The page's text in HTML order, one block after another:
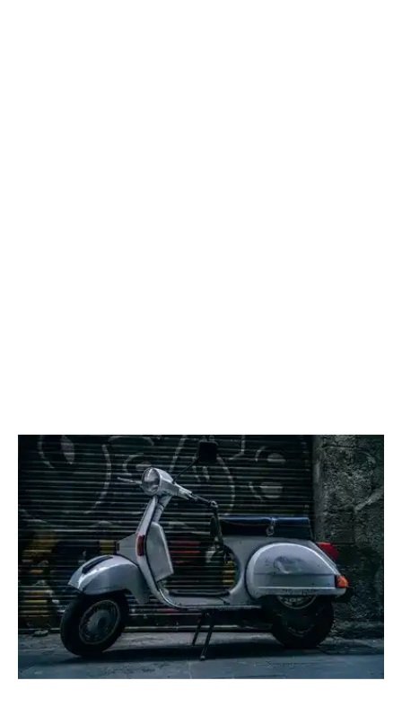
Location Véhicule Scooter
Scooter 125 cm 3 avec top case
Location Scooter
(Photo non contractuelle)